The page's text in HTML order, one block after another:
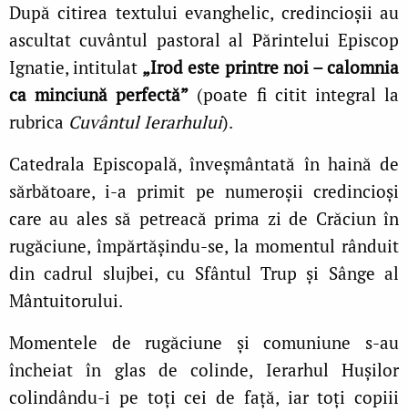
După citirea textului evanghelic, credincioşii au
ascultat cuvântul pastoral al Părintelui Episcop
Ignatie, intitulat „Irod este printre noi – calomnia
ca minciună perfectă” (poate fi citit integral la
rubrica Cuvântul Ierarhului).
Catedrala Episcopală, înveșmântată în haină de
sărbătoare, i-a primit pe numeroșii credincioși
care au ales să petreacă prima zi de Crăciun în
rugăciune, împărtășindu-se, la momentul rânduit
din cadrul slujbei, cu Sfântul Trup și Sânge al
Mântuitorului.
Momentele de rugăciune și comuniune s-au
încheiat în glas de colinde, Ierarhul Huşilor
colindându-i pe toţi cei de faţă, iar toți copiii